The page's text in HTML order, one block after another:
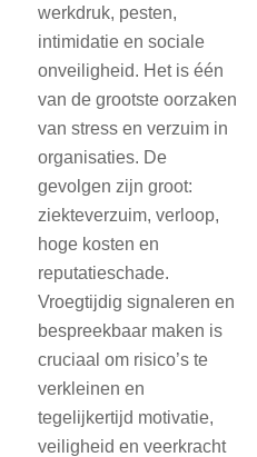
werkdruk, pesten,
intimidatie en sociale
onveiligheid. Het is één
van de grootste oorzaken
van stress en verzuim in
organisaties. De
gevolgen zijn groot:
ziekteverzuim, verloop,
hoge kosten en
reputatieschade.
Vroegtijdig signaleren en
bespreekbaar maken is
cruciaal om risico’s te
verkleinen en
tegelijkertijd motivatie,
veiligheid en veerkracht